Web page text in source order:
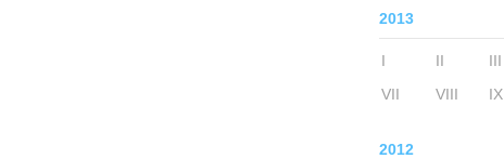
2013
I II III
VII
VIII IX
2012